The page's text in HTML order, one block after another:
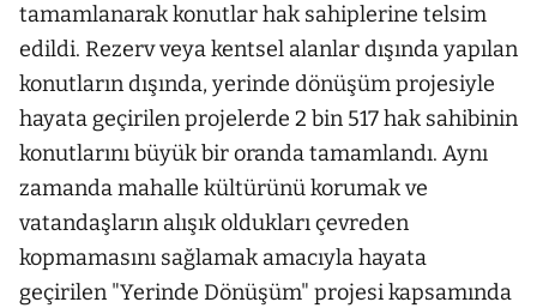
tamamlanarak konutlar hak sahiplerine telsim
edildi. Rezerv veya kentsel alanlar dışında yapılan
konutların dışında, yerinde dönüşüm projesiyle
hayata geçirilen projelerde 2 bin 517 hak sahibinin
konutlarını büyük bir oranda tamamlandı. Aynı
zamanda mahalle kültürünü korumak ve
vatandaşların alışık oldukları çevreden
kopmamasını sağlamak amacıyla hayata
geçirilen "Yerinde Dönüşüm" projesi kapsamında